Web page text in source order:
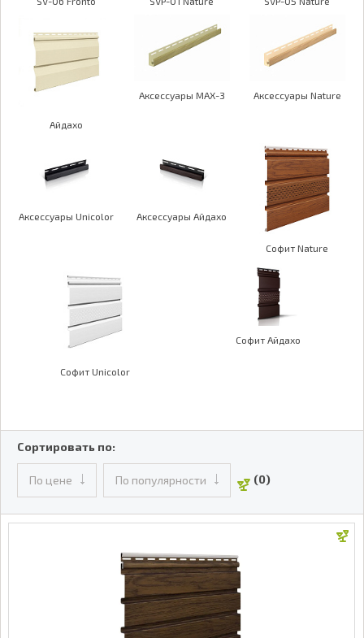
Айдахо
Аксессуары MAX-3 Аксессуары Nature
Аксессуары Unicolor Аксессуары Айдахо
Софит Nature
Софит Unicolor
Софит Айдахо
Сортировать по:
По цене По популярности (0)